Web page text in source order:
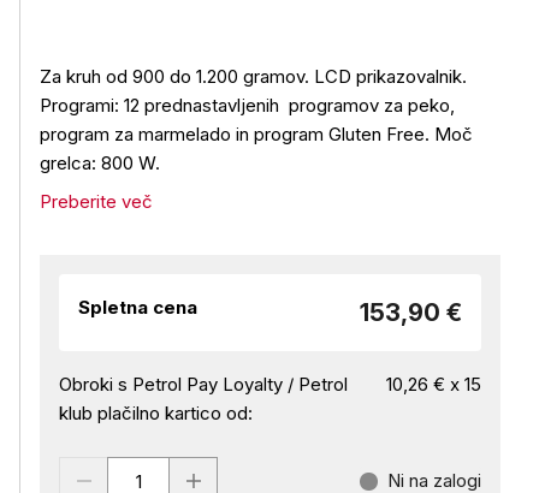
Za kruh od 900 do 1.200 gramov. LCD prikazovalnik.
Programi: 12 prednastavljenih programov za peko,
program za marmelado in program Gluten Free. Moč
grelca: 800 W.
Preberite več
Spletna cena 153,90 €
Obroki s Petrol Pay Loyalty / Petrol
klub plačilno kartico od:
10,26 € x 15
Ni na zalogi